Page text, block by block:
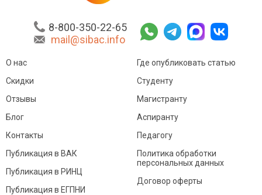
8-800-350-22-65
mail@sibac.info
О нас
Скидки
Отзывы
Блог
Контакты
Где опубликовать статью
Студенту
Магистранту
Аспиранту
Педагогу
Публикация в ВАК
Публикация в РИНЦ
Публикация в ЕГПНИ
Политика обработки
персональных данных
Договор оферты